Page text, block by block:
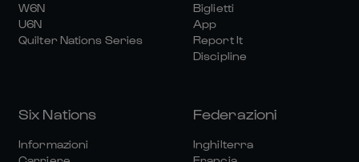
W6N
U6N
Quilter Nations Series
Biglietti
App
Report It
Discipline
Six Nations
Informazioni
Federazioni
Inghilterra